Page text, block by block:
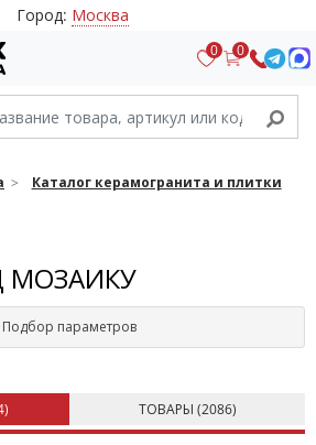
Город: Москва
0 0
Каталог керамогранита и плитки
МОЗАИКУ
Подбор параметров
) ТОВАРЫ (2086)